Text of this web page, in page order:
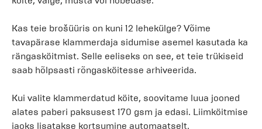
Kas teie brošüüris on kuni 12 lehekülge? Võime
tavapärase klammerdaja sidumise asemel kasutada ka
rängasköitmist. Selle eeliseks on see, et teie trükiseid
saab hõlpsasti rõngasköitesse arhiveerida.
Kui valite klammerdatud köite, soovitame luua jooned
alates paberi paksusest 170 gsm ja edasi. Liimköitmise
jaoks lisatakse kortsumine automaatselt.